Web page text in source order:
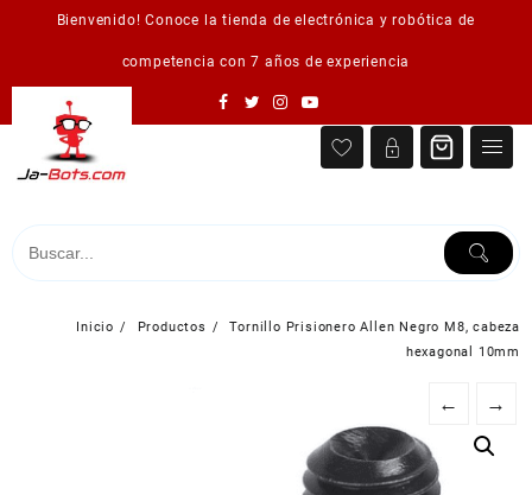
Bienvenido! Conoce la tienda de electrónica y robótica de
competencia con 7 años de experiencia
Inicio Productos
Tornillo Prisionero Allen Negro M8, cabeza
hexagonal 10mm
← →